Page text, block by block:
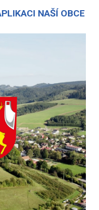
NAŠÍ OBCE